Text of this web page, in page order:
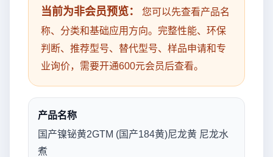
当前为非会员预览：
您可以先查看产品名
称、分类和基础应用方向。完整性能、环保
判断、推荐型号、替代型号、样品申请和专
业询价，需要开通600元会员后查看。
产品名称
国产镍铋黄2GTM (国产184黄)尼龙黄 尼龙水
煮